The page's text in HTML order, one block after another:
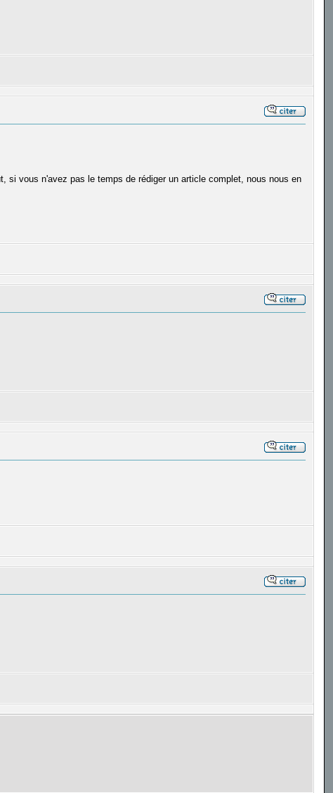
si vous n'avez pas le temps de rédiger un article complet, nous nous en